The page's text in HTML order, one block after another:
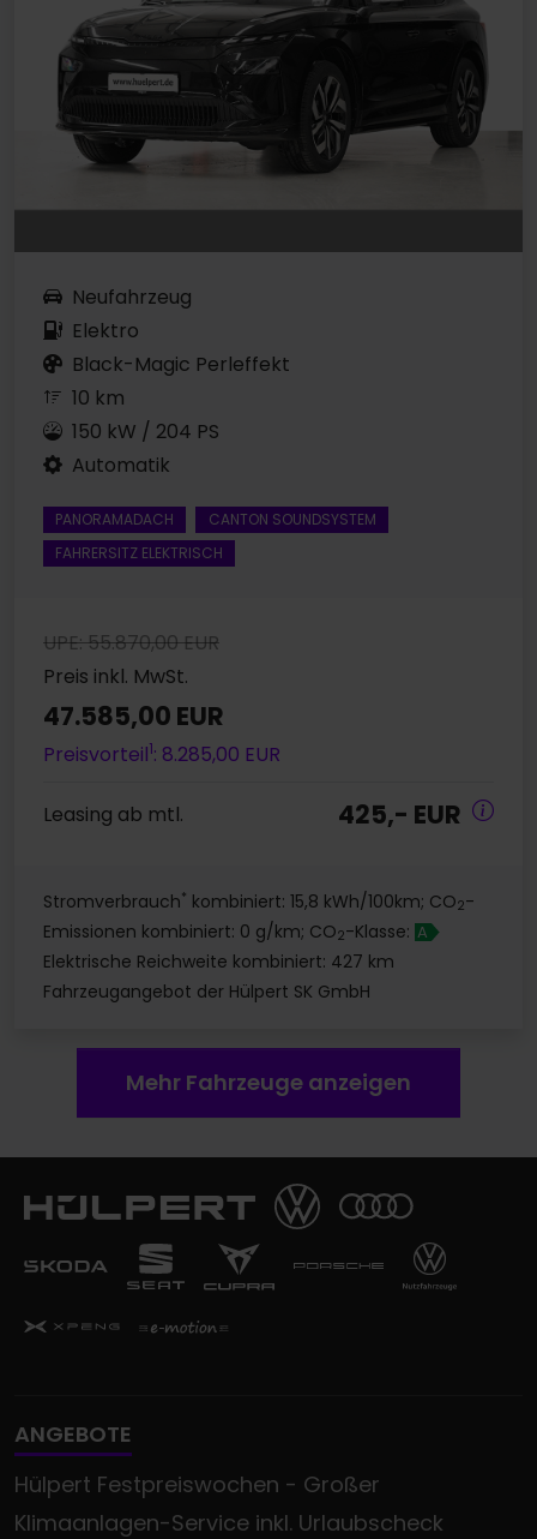
Neufahrzeug
Elektro
Black-Magic Perleffekt
10 km
150 kW / 204 PS
Automatik
PANORAMADACH
CANTON SOUNDSYSTEM
FAHRERSITZ ELEKTRISCH
UPE: 55.870,00 EUR
Preis inkl. MwSt.
47.585,00 EUR
Preisvorteil1: 8.285,00 EUR
Leasing ab mtl. 425,- EUR
Stromverbrauch* kombiniert: 15,8 kWh/100km; CO2-
Emissionen kombiniert: 0 g/km; CO2-Klasse: A
Elektrische Reichweite kombiniert: 427 km
Fahrzeugangebot der Hülpert SK GmbH
Mehr Fahrzeuge anzeigen
ANGEBOTE
Hülpert Festpreiswochen - Großer
Klimaanlagen-Service inkl. Urlaubscheck